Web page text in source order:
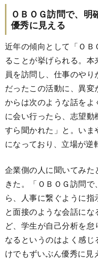
ＯＢＯＧ訪問で、明
優秀に見える
近年の傾向として「Ｏ
ることが挙げられる。
員を訪問し、仕事のや
だったこの活動に、異
からは次のような話をよ
に会い行ったら、志望
すら聞かれた」と。い
になっており、立場が逆
企業側の人に聞いてみ
きた。「ＯＢＯＧ訪問
ら、人事に繋ぐように
と面接のような会話に
ど、学生が自己分析を怠
なるというのはよく感
けでもずいぶん優秀に見